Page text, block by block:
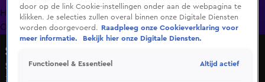
HomeUitzending Gemist Programma's De Bondgenoten
OranjezomerLivestreamsShop
Steenrijk, Straatarm
Seizoen 5, aflevering 5
30 sep 2020, 20:30
door op de link Cookie-instellingen onder aan de webpagina te
klikken. Je selecties zullen overal binnen onze Digitale Diensten
worden doorgevoerd.
Raadpleeg onze Cookieverklaring voor
meer informatie.
Bekijk hier onze Digitale Diensten.
Functioneel & Essentieel Altijd actief